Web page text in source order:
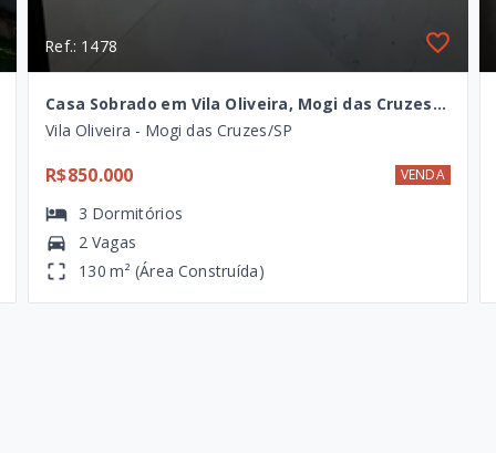
Ref.: 1478
Casa Sobrado em Vila Oliveira, Mogi das Cruzes/SP
Vila Oliveira - Mogi das Cruzes/SP
R$850.000 VENDA
3 Dormitórios
2 Vagas
130 m² (Área Construída)